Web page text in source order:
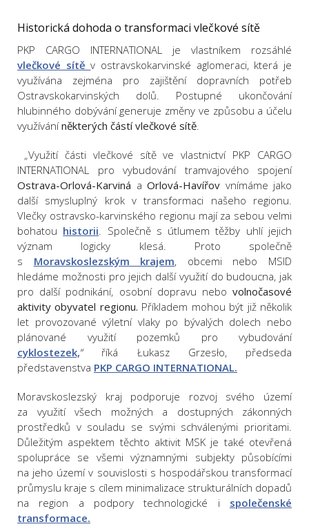
Historická dohoda o transformaci vlečkové sítě
PKP CARGO INTERNATIONAL je vlastníkem rozsáhlé
vlečkové sítěv ostravskokarvinské aglomeraci, která je
využívána zejména pro zajištění dopravních potřeb
Ostravskokarvinských dolů. Postupné ukončování
hlubinného dobývání generuje změny ve způsobu a účelu
využíváníněkterých částí vlečkové sítě.
„Využití části vlečkové sítě ve vlastnictví PKP CARGO
INTERNATIONAL pro vybudování tramvajového spojení
Ostrava-Orlová-Karviná a Orlová-Havířov vnímáme jako
další smysluplný krok v transformaci našeho regionu.
Vlečky ostravsko-karvinského regionu mají za sebou velmi
bohatou historii. Společně s útlumem těžby uhlí jejich
význam logicky klesá. Proto společně
s Moravskoslezským krajem, obcemi nebo MSID
hledáme možnosti pro jejich další využití do budoucna, jak
pro další podnikání, osobní dopravu nebo volnočasové
aktivity obyvatel regionu. Příkladem mohou být již několik
let provozované výletní vlaky po bývalých dolech nebo
plánované využití pozemků pro vybudování
cyklostezek,“říká Łukasz Grzesło, předseda
představenstva PKP CARGO INTERNATIONAL.
Moravskoslezský kraj podporuje rozvoj svého území
za využití všech možných a dostupných zákonných
prostředků v souladu se svými schválenými prioritami.
Důležitým aspektem těchto aktivit MSK je také otevřená
spolupráce se všemi významnými subjekty působícími
na jeho území v souvislosti s hospodářskou transformací
průmyslu kraje s cílem minimalizace strukturálních dopadů
na region a podpory technologické i společenské
transformace.